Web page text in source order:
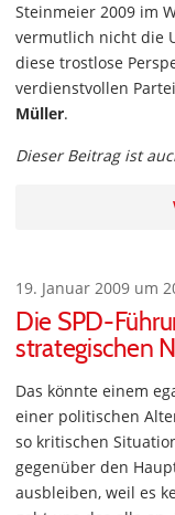
Steinmeier 2009 im
vermutlich nicht die
diese trostlose
verdienstvollen
Müller.
Dieser Beitrag ist
19. Januar 2009 um
Die SPD-
strategischen
Das könnte einem
einer politischen
so kritischen
gegenüber den
ausbleiben, weil es